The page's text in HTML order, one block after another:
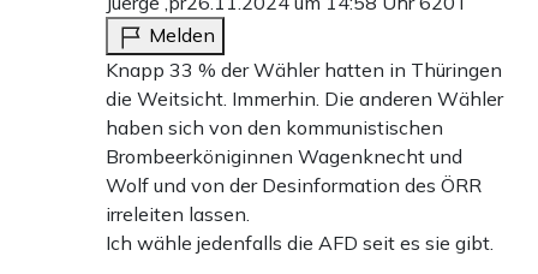
Melden
Knapp 33 % der Wähler hatten in Thüringen
die Weitsicht. Immerhin. Die anderen Wähler
haben sich von den kommunistischen
Brombeerköniginnen Wagenknecht und
Wolf und von der Desinformation des ÖRR
irreleiten lassen.
Ich wähle jedenfalls die AFD seit es sie gibt.